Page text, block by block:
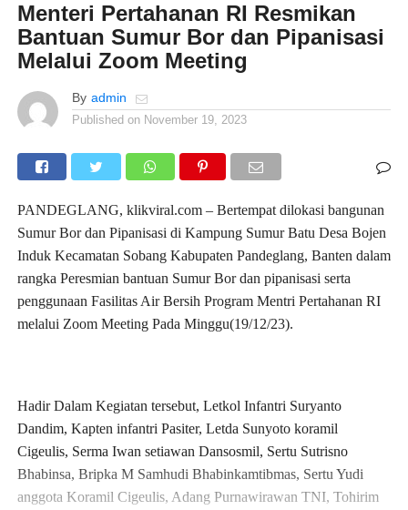
Menteri Pertahanan RI Resmikan
Bantuan Sumur Bor dan Pipanisasi
Melalui Zoom Meeting
By admin
Published on November 19, 2023
PANDEGLANG, klikviral.com – Bertempat dilokasi bangunan
Sumur Bor dan Pipanisasi di Kampung Sumur Batu Desa Bojen
Induk Kecamatan Sobang Kabupaten Pandeglang, Banten dalam
rangka Peresmian bantuan Sumur Bor dan pipanisasi serta
penggunaan Fasilitas Air Bersih Program Mentri Pertahanan RI
melalui Zoom Meeting Pada Minggu(19/12/23).
Hadir Dalam Kegiatan tersebut, Letkol Infantri Suryanto
Dandim, Kapten infantri Pasiter, Letda Sunyoto koramil
Cigeulis, Serma Iwan setiawan Dansosmil, Sertu Sutrisno
Bhabinsa, Bripka M Samhudi Bhabinkamtibmas, Sertu Yudi
anggota Koramil Cigeulis, Adang Purnawirawan TNI, Tohirim